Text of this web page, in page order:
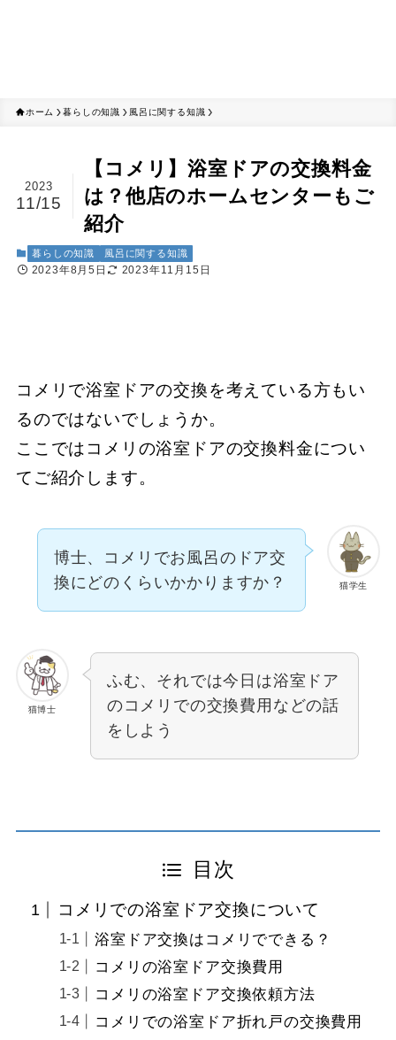
ホーム 暮らしの知識 風呂に関する知識
【コメリ】浴室ドアの交換料金
は？他店のホームセンターもご
紹介
2023
11/15
暮らしの知識 風呂に関する知識
2023年8月5日 2023年11月15日
コメリで浴室ドアの交換を考えている方もい
るのではないでしょうか。
ここではコメリの浴室ドアの交換料金につい
てご紹介します。
猫学生
博士、コメリでお風呂のドア交
換にどのくらいかかりますか？
猫博士
ふむ、それでは今日は浴室ドア
のコメリでの交換費用などの話
をしよう
目次
コメリでの浴室ドア交換について
浴室ドア交換はコメリでできる？
コメリの浴室ドア交換費用
コメリの浴室ドア交換依頼方法
コメリでの浴室ドア折れ戸の交換費用